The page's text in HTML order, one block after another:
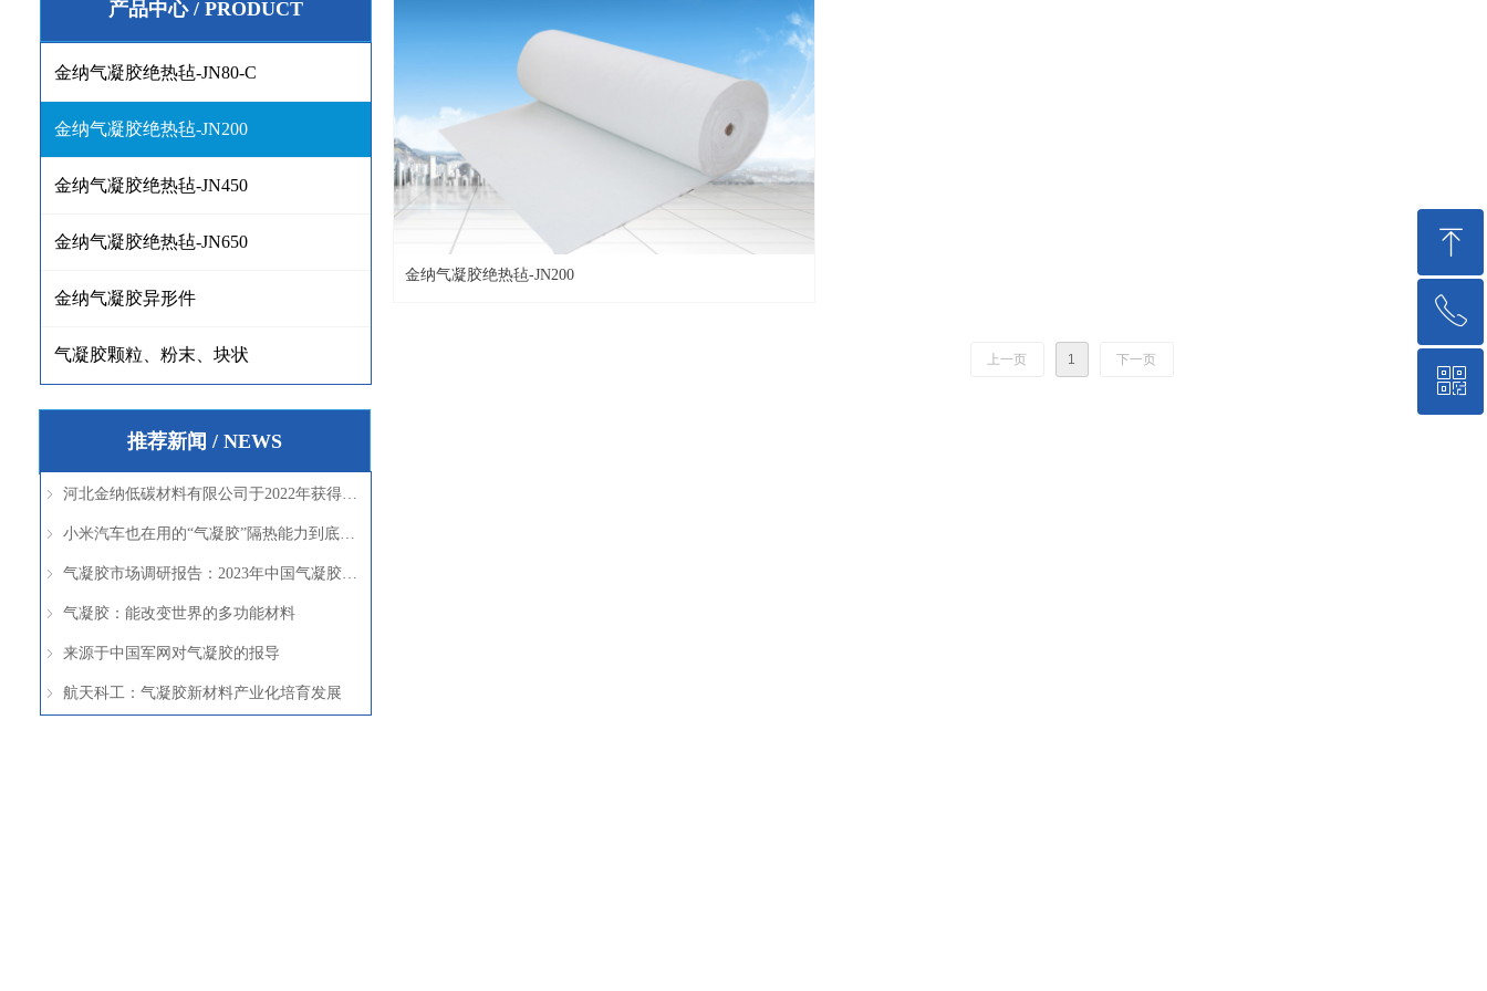
金纳气凝胶绝热毡-JN200
上一页 1 下一页
产品中心 / PRODUCT
金纳气凝胶绝热毡-JN80-C
金纳气凝胶绝热毡-JN200
金纳气凝胶绝热毡-JN450
金纳气凝胶绝热毡-JN650
金纳气凝胶异形件
气凝胶颗粒、粉末、块状
推荐新闻 / NEWS
ꁇ 河北金纳低碳材料有限公司于2022年获得高新技术企业证书
ꁇ 小米汽车也在用的“气凝胶”隔热能力到底有多强？
ꁇ 气凝胶市场调研报告：2023年中国气凝胶市场前景与投资调研
ꁇ 气凝胶：能改变世界的多功能材料
ꁇ 来源于中国军网对气凝胶的报导
ꁇ 航天科工：气凝胶新材料产业化培育发展
ꁸ
回到顶部
ꂅ
0316-2809111
ꀥ